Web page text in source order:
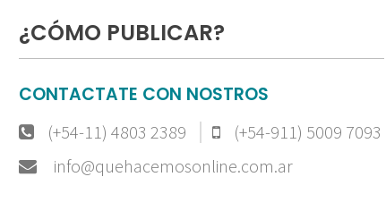
¿CÓMO PUBLICAR?
CONTACTATE CON NOSTROS
(+54-11) 4803 2389
(+54-911) 5009 7093
info@quehacemosonline.com.ar